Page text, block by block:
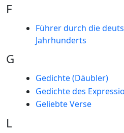
F
Führer durch die
Jahrhunderts
G
Gedichte (Däubler)
Gedichte des
Geliebte Verse
L